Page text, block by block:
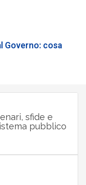
Governo: cosa
sfide e
pubblico